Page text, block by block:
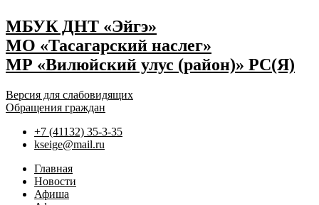
МБУК ДНТ «Эйгэ»
МО «Тасагарский наслег»
МР «Вилюйский улус (район)» РС(Я)
Версия для слабовидящих
Обращения граждан
+7 (41132) 35-3-35
kseige@mail.ru
Главная
Новости
Афиша